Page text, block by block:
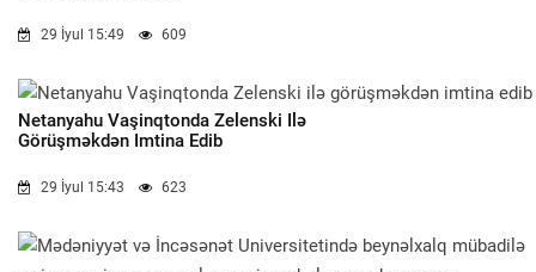
29 İyul 15:49 609
Netanyahu Vaşinqtonda Zelenski Ilə
Görüşməkdən Imtina Edib
29 İyul 15:43 623